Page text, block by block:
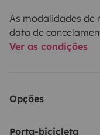
As modalidades de
data de
Ver as condições
Opções
Porta-bicicleta